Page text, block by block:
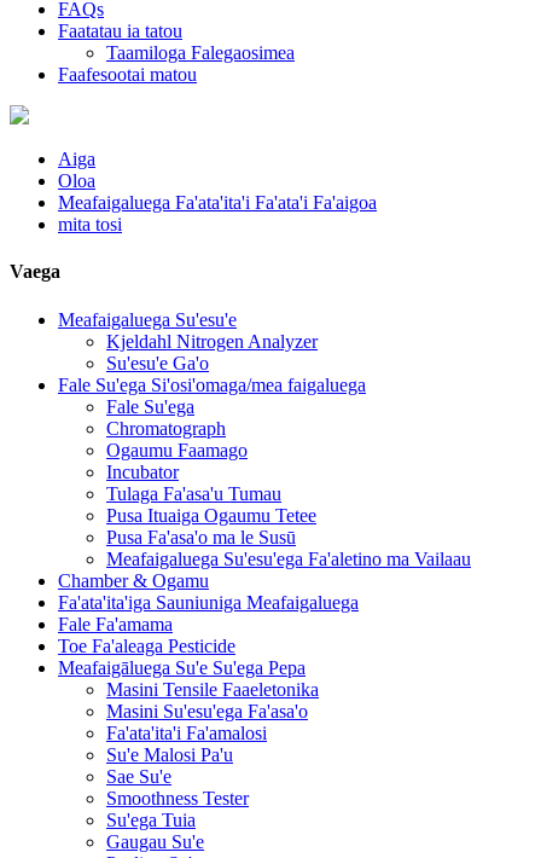
FAQs
Faatatau ia tatou
Taamiloga Falegaosimea
Faafesootai matou
Aiga
Oloa
Meafaigaluega Fa'ata'ita'i Fa'ata'i Fa'aigoa
mita tosi
Vaega
Meafaigaluega Su'esu'e
Kjeldahl Nitrogen Analyzer
Su'esu'e Ga'o
Fale Su'ega Si'osi'omaga/mea faigaluega
Fale Su'ega
Chromatograph
Ogaumu Faamago
Incubator
Tulaga Fa'asa'u Tumau
Pusa Ituaiga Ogaumu Tetee
Pusa Fa'asa'o ma le Susū
Meafaigaluega Su'esu'ega Fa'aletino ma Vailaau
Chamber & Ogamu
Fa'ata'ita'iga Sauniuniga Meafaigaluega
Fale Fa'amama
Toe Fa'aleaga Pesticide
Meafaigāluega Su'e Su'ega Pepa
Masini Tensile Faaeletonika
Masini Su'esu'ega Fa'asa'o
Fa'ata'ita'i Fa'amalosi
Su'e Malosi Pa'u
Sae Su'e
Smoothness Tester
Su'ega Tuia
Gaugau Su'e